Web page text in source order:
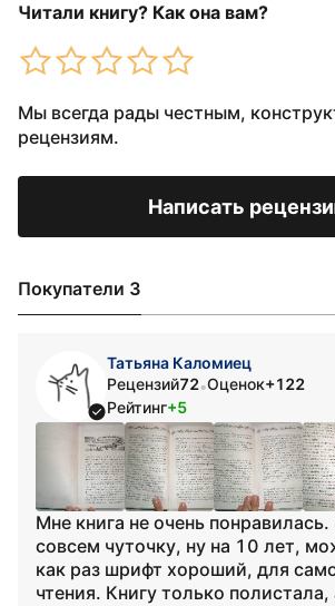
Читали книгу? Как она вам?
Мы всегда рады честным,
рецензиям.
Написать
Покупатели 3
Татьяна Каломиец
Рецензий72•Оценок+122
Рейтинг+5
Мне книга не очень
совсем чуточку, ну на 10 лет,
как раз шрифт хороший, для
чтения. Книгу только полистала,